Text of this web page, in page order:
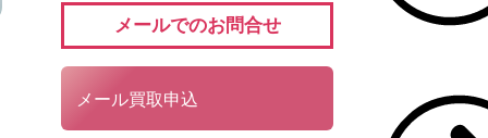
メールでのお問合せ
メール買取申込